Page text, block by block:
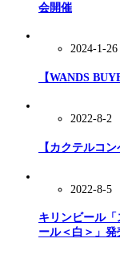
会開催
2024-1-26
【WANDS
2022-8-2
【カクテルコ
2022-8-5
キリンビール
ール＜白＞」発